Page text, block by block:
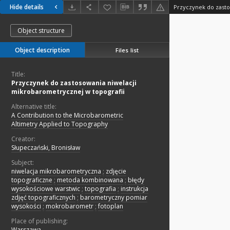
Hide details
Object structure
Object description Files list
Title:
Przyczynek do zastosowania niwelacji
mikrobarometrycznej w topografii
Alternative title:
A Contribution to the Microbarometric
Altimetry Applied to Topography
Creator:
Słupeczański, Bronisław
Subject:
niwelacja mikrobarometryczna ; zdjęcie
topograficzne ; metoda kombinowana ; błędy
wysokościowe warstwic ; topografia ; instrukcja
zdjęć topograficznych ; barometryczny pomiar
wysokości ; mokrobarometr ; fotoplan
Place of publishing: